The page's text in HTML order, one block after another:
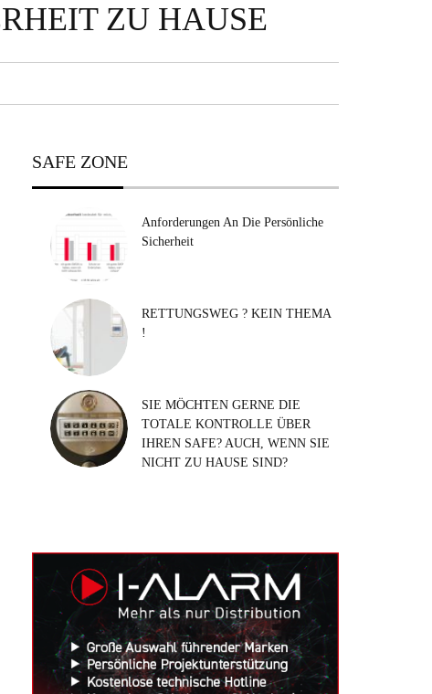
ZU HAUSE
SAFE ZONE
Anforderungen An Die Persönliche
Sicherheit
RETTUNGSWEG ? KEIN THEMA
!
SIE MÖCHTEN GERNE DIE
TOTALE KONTROLLE ÜBER
IHREN SAFE? AUCH, WENN SIE
NICHT ZU HAUSE SIND?